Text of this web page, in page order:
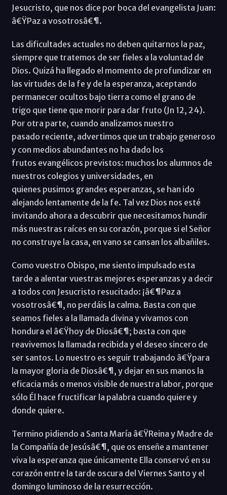
Jesucristo, que nos dice por boca del evangelista Juan:
â€ŸPaz a vosotrosâ€¶.
Las dificultades actuales no deben quitarnos la paz,
siempre que tratemos de ser fieles a la voluntad de
Dios. Quizá ha llegado el momento de profundizar en
las virtudes de la fe y de la esperanza, aceptando
permanecer ocultos bajo tierra como el grano de
trigo que tiene que morir para dar fruto (Jn 12, 24).
Por otra parte, cuando analizamos nuestro
pasado reciente, advertimos que un trabajo generoso
y con medios abundantes no ha dado los
frutos evangélicos previstos: muchos los alumnos de
nuestros colegios y universidades, en
quienes pusimos grandes esperanzas, se han ido
alejando lentamente de la fe. Tal vez Dios nos esté
invitando ahora a descubrir que necesitamos hundir
más nuestras raíces en su corazón, porque si el Señor
no construye la casa, en vano se cansan los albañiles.
Como vuestro Obispo, me siento impulsado esta
tarde a alentar vuestras mejores esperanzas y a decir
a todos con Jesucristo resucitado: ¡â€¶Paz a
vosotrosâ€¶, no perdáis la calma. Basta con que
seamos fieles a la llamada divina y vivamos con
hondura el â€Ÿhoy de Diosâ€¶; basta con que
reavivemos la llamada recibida y el deseo sincero de
ser santos. Lo nuestro es seguir trabajando â€Ÿpara
la mayor gloria de Diosâ€¶, y dejar en sus manos la
eficacia más o menos visible de nuestra labor, porque
sólo Él hace fructificar la palabra cuando quiere y
donde quiere.
Termino pidiendo a Santa María â€ŸReina y Madre de
la Compañía de Jesúsâ€¶, que os enseñe a mantener
viva la esperanza que únicamente Ella conservó en su
corazón entre la tarde oscura del Viernes Santo y el
domingo luminoso de la resurrección.